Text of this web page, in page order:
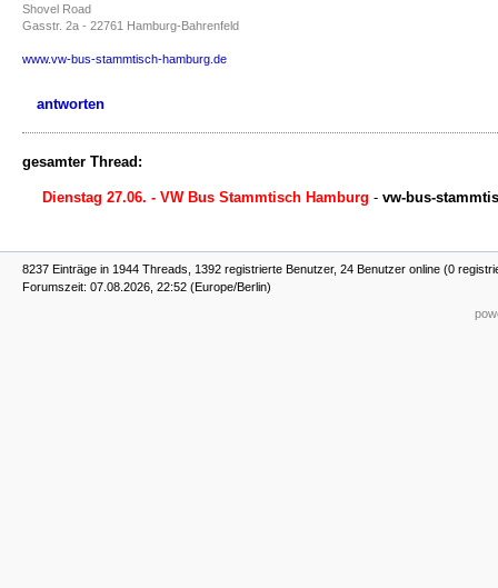
Shovel Road
Gasstr. 2a - 22761 Hamburg-Bahrenfeld
www.vw-bus-stammtisch-hamburg.de
antworten
gesamter Thread:
Dienstag 27.06. - VW Bus Stammtisch Hamburg - vw-bus-
8237 Einträge in 1944 Threads, 1392 registrierte Benutzer, 24 Benutzer online (0
Forumszeit: 07.08.2026, 22:52 (Europe/Berlin)